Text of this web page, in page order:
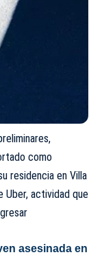
como
residencia en Villa
Uber, actividad que
asesinada en